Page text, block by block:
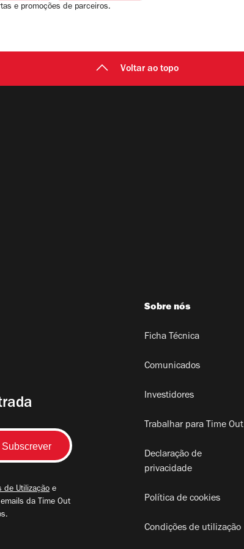
e promoções de parceiros.
Voltar ao topo
de Utilização e
da Time Out
Sobre nós
Ficha Técnica
Comunicados
Investidores
Trabalhar para Time Out
Declaração de
privacidade
Política de cookies
Condições de utilização